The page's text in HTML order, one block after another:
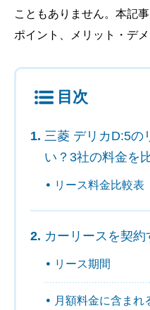
こともありません。本記
ポイント、メリット・デ
目次
三菱 デリカD:5の
い？3社の料金を
リース料金比較表
カーリースを契約
リース期間
月額料金に含まれ